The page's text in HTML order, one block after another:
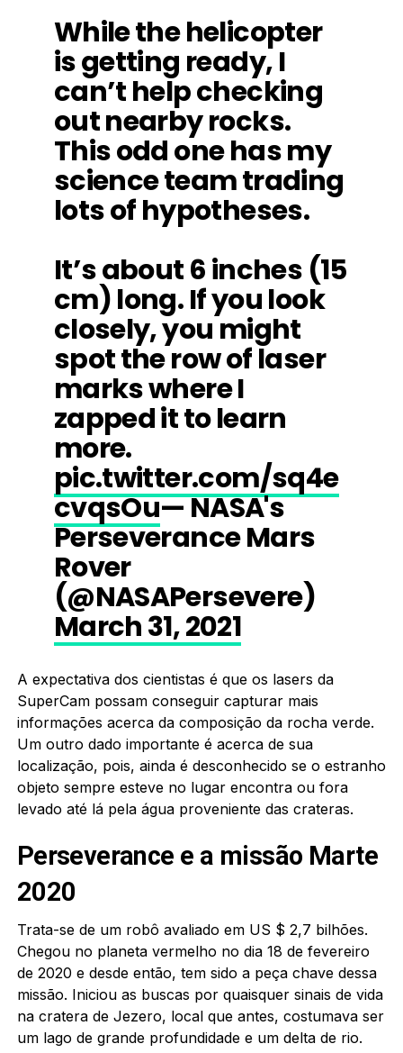
While the helicopter
is getting ready, I
can’t help checking
out nearby rocks.
This odd one has my
science team trading
lots of hypotheses.
It’s about 6 inches (15
cm) long. If you look
closely, you might
spot the row of laser
marks where I
zapped it to learn
more.
pic.twitter.com/sq4e
cvqsOu— NASA's
Perseverance Mars
Rover
(@NASAPersevere)
March 31, 2021
A expectativa dos cientistas é que os lasers da
SuperCam possam conseguir capturar mais
informações acerca da composição da rocha verde.
Um outro dado importante é acerca de sua
localização, pois, ainda é desconhecido se o estranho
objeto sempre esteve no lugar encontra ou fora
levado até lá pela água proveniente das crateras.
Perseverance e a missão Marte
2020
Trata-se de um robô avaliado em US $ 2,7 bilhões.
Chegou no planeta vermelho no dia 18 de fevereiro
de 2020 e desde então, tem sido a peça chave dessa
missão. Iniciou as buscas por quaisquer sinais de vida
na cratera de Jezero, local que antes, costumava ser
um lago de grande profundidade e um delta de rio.